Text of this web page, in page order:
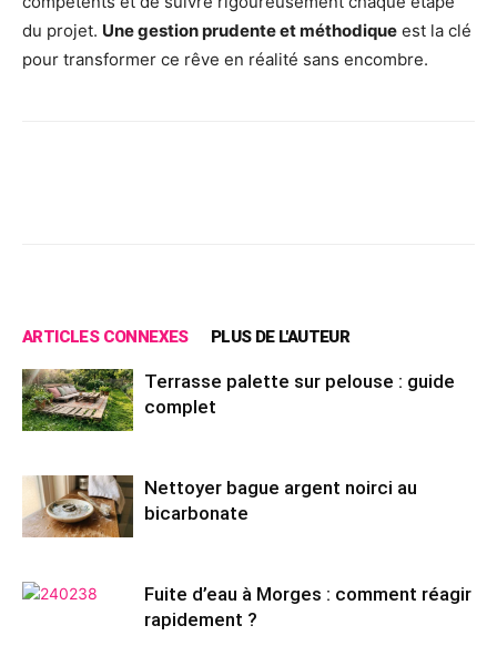
du projet. Une gestion prudente et méthodique est la clé
pour transformer ce rêve en réalité sans encombre.
ARTICLES CONNEXES PLUS DE L'AUTEUR
Terrasse palette sur pelouse : guide
complet
Nettoyer bague argent noirci au
bicarbonate
Fuite d’eau à Morges : comment réagir
rapidement ?